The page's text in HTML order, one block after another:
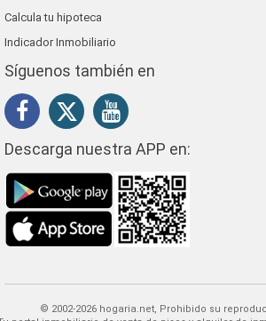
Calcula tu hipoteca
Indicador Inmobiliario
Síguenos también en
Descarga nuestra APP en:
© 2002-2026 hogaria.net, Prohibido su